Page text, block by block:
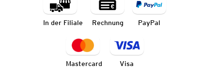
In der Filiale Rechnung PayPal
Mastercard Visa